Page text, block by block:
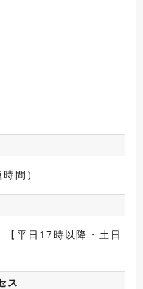
間）
【平日17時以降・土日
ス